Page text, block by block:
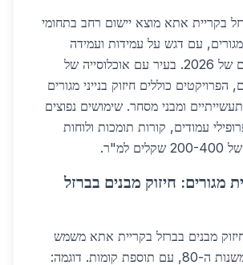
בקריית אתא מוצא יישום רחב בתחומי
עם דגש על עמידות ועמידה
בתקנים מחמירים של 2026. בעיר עם אוכלוסייה של
הפרויקטים כוללים חיזוק בנייני מגורים
ומבני מסחר. שימושים נפוצים
עמודים, קורות תומכות ולוחות
למ"ר.
מגורים: חיזוק מבנים בברזל
חיזוק מבנים בברזל בקריית אתא משמש
לשיפוץ בניינים משנות ה-80, עם תוספת קומות. דוגמה: